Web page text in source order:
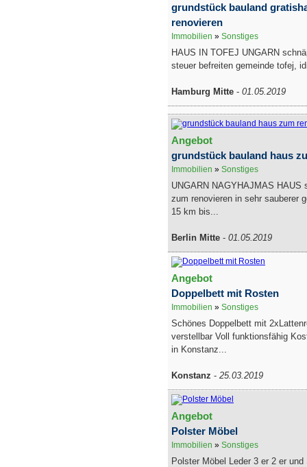
grundstück bauland
renovieren
Immobilien » Sonstiges
HAUS IN TOFEJ UNGARN
steuer befreiten gemeinde tofej,
Hamburg Mitte - 01.05.2019
Angebot
grundstück bauland haus
Immobilien » Sonstiges
UNGARN NAGYHAJMAS HAUS
zum renovieren in sehr sauberer
15 km bis...
Berlin Mitte - 01.05.2019
Angebot
Doppelbett mit Rosten
Immobilien » Sonstiges
Schönes Doppelbett mit
verstellbar Voll funktionsfähig
in Konstanz...
Konstanz - 25.03.2019
Angebot
Polster Möbel
Immobilien » Sonstiges
Polster Möbel Leder 3 er 2 er